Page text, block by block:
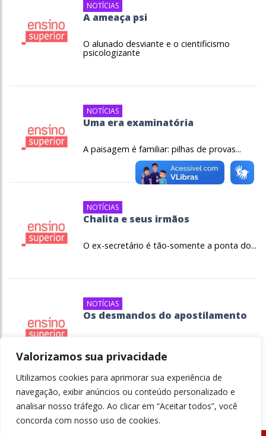
Valorizamos sua privacidade
Utilizamos cookies para aprimorar sua experiência de
navegação, exibir anúncios ou conteúdo personalizado e
analisar nosso tráfego. Ao clicar em “Aceitar todos”, você
concorda com nosso uso de cookies.
NOTÍCIAS
A ameaça psi
O alunado desviante e o cientificismo
psicologizante
NOTÍCIAS
Uma era examinatória
A paisagem é familiar: pilhas de provas...
NOTÍCIAS
Chalita e seus irmãos
O ex-secretário é tão-somente a ponta do...
NOTÍCIAS
Os desmandos do apostilamento
modelo de...